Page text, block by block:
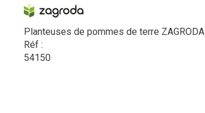
Planteuses de pommes de terre ZAGRODA
Réf :
54150